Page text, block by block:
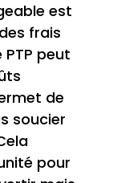
est
frais
peut
de
soucier
pour